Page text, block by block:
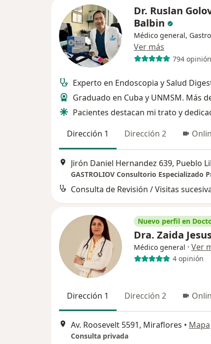
Dr. Ruslan
Balbin
Médico general,
Ver más
794 opinión
Experto en Endoscopia y Salud
Graduado en Cuba y UNMSM. Más
Pacientes destacan mi trato y
Dirección 1
Dirección 2
Jirón Daniel Hernandez 639, Pueblo
Consulta de Revisión / Visitas
Nuevo perfil en
Dra. Zaida
Médico general · Ver
4 opinión
Dirección 1 Dirección 2
Av. Roosevelt 5591, Miraflores • Mapa
Consulta privada